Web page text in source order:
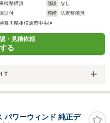
検整備無 修復
なし
証付 整備
法定整備無
奈川県相模原市中央区
・見積依頼
る
Ｔ
ワーウィンド 純正デ